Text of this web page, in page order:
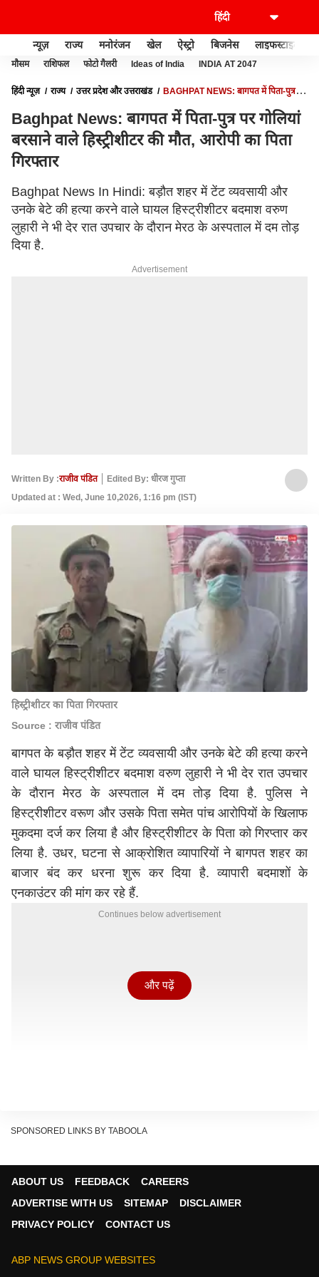
न्यूज़ राज्य मनोरंजन खेल ऐस्ट्रो बिजनेस लाइफस्टाइल
मौसम राशिफल फोटो गैलरी Ideas of India INDIA AT 2047
हिंदी न्यूज़ राज्य उत्तर प्रदेश और उत्तराखंड
BAGHPAT NEWS: बागपत में पिता-पुत्र पर
Baghpat News: बागपत में पिता-पुत्र पर गोलियां
बरसाने वाले हिस्ट्रीशीटर की मौत, आरोपी का पिता
गिरफ्तार
Baghpat News In Hindi: बड़ौत शहर में टेंट व्यवसायी और
उनके बेटे की हत्या करने वाले घायल हिस्ट्रीशीटर बदमाश वरुण
लुहारी ने भी देर रात उपचार के दौरान मेरठ के अस्पताल में दम तोड़
दिया है.
Advertisement
Written By :राजीव पंडित
Edited By: धीरज गुप्ता
Updated at : Wed, June 10,2026, 1:16 pm (IST)
हिस्ट्रीशीटर का पिता गिरफ्तार
Source : राजीव पंडित
बागपत के बड़ौत शहर में टेंट व्यवसायी और उनके बेटे की हत्या करने
वाले घायल हिस्ट्रीशीटर बदमाश वरुण लुहारी ने भी देर रात उपचार
के दौरान मेरठ के अस्पताल में दम तोड़ दिया है. पुलिस ने
हिस्ट्रीशीटर वरूण और उसके पिता समेत पांच आरोपियों के खिलाफ
मुकदमा दर्ज कर लिया है और हिस्ट्रीशीटर के पिता को गिरप्तार कर
लिया है. उधर, घटना से आक्रोशित व्यापारियों ने बागपत शहर का
बाजार बंद कर धरना शुरू कर दिया है. व्यापारी बदमाशों के
एनकाउंटर की मांग कर रहे हैं.
Continues below advertisement
साथियों के साथ मिलकर बड़ौत शहर में टेंट व्यवसायी सोहनलाल और
और पढ़ें
SPONSORED LINKS BY TABOOLA
ABOUT US FEEDBACK
CAREERS
ADVERTISE WITH US
SITEMAP
DISCLAIMER
PRIVACY POLICY
CONTACT US
ABP NEWS GROUP WEBSITES